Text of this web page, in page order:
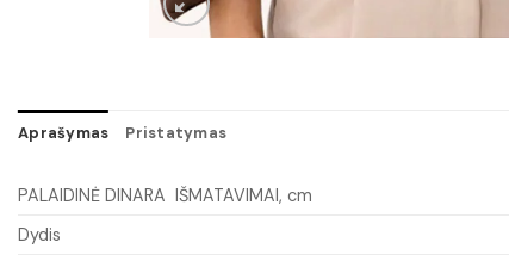
Aprašymas Pristatymas
PALAIDINĖ DINARA IŠMATAVIMAI, cm
Dydis